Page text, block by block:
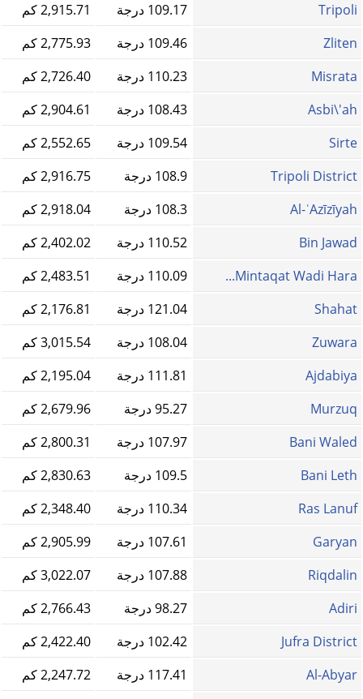
Tripoli
109.17 درجة
2,915.71 كم
Zliten
109.46 درجة
2,775.93 كم
Misrata
110.23 درجة
2,726.40 كم
Asbi\'ah
108.43 درجة
2,904.61 كم
Sirte
109.54 درجة
2,552.65 كم
Tripoli District
108.9 درجة
2,916.75 كم
Al-ʿAzīzīyah
108.3 درجة
2,918.04 كم
Bin Jawad
110.52 درجة
2,402.02 كم
Mintaqat Wadi Hara...
110.09 درجة
2,483.51 كم
Shahat
121.04 درجة
2,176.81 كم
Zuwara
108.04 درجة
3,015.54 كم
Ajdabiya
111.81 درجة
2,195.04 كم
Murzuq‎
95.27 درجة
2,679.96 كم
Bani Waled
107.97 درجة
2,800.31 كم
Bani Leth
109.5 درجة
2,830.63 كم
Ras Lanuf
110.34 درجة
2,348.40 كم
Garyan
107.61 درجة
2,905.99 كم
Riqdalin
107.88 درجة
3,022.07 كم
Adiri
98.27 درجة
2,766.43 كم
Jufra District
102.42 درجة
2,422.40 كم
Al-Abyar
117.41 درجة
2,247.72 كم